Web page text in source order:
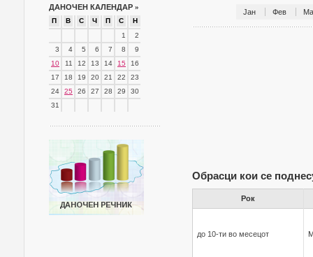
ДАНОЧЕН КАЛЕНДАР »
П В С Ч П С
Н
1
2
3
4 5 6 7 8
9
10
11 12 13 14 15
16
17
18 19 20 21 22
23
24
25 26 27 28 29
30
31
Јан Фев
Обрасци кои се
Рок
до 10-ти во месецот